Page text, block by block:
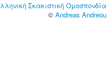
Σκακιστική Ομοσπονδία
© Andreas Andreou